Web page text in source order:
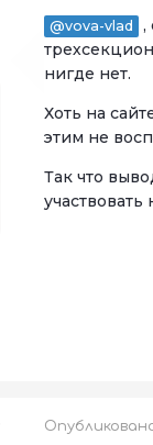
@vova-vlad
,
нигде нет.
Хоть на
этим не
Так что
участвовать